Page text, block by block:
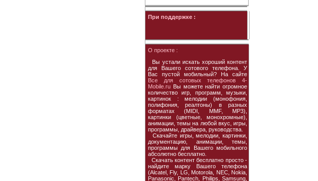
При поддержке :
О проекте :
Вы устали искать хороший контент
для Вашего сотового телефона. У
Вас пустой мобильный? На сайте
Все для сотовых телефонов 4-
Mobile.ru Вы можете найти огромное
количество игр, программ, музыки,
картинок : мелодии (монофония,
полифония, реалтоны) в разных
форматах (MIDI, MMF, MP3),
картинки (цветные, монохромные),
анимации, темы на любой вкус, игры,
программы, драйвера, руководства.
Скачайте игры, мелодии, картинки,
документацию, анимации, темы,
программы для Вашего мобильного
абсолютно бесплатно.
Скачать контент бесплатно просто -
найдите марку Вашего телефона
(Alcatel, Fly, LG, Motorola, NEC, Nokia,
Panasonic, Pantech, Philips, Samsung,